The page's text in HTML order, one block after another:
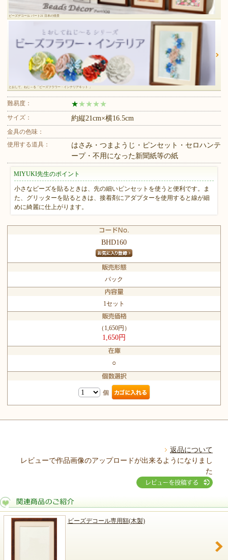
ビーズデコール パート21 日本の情景
とおして、ねじ～る「ビーズフラワー・インテリアキット 」
難易度： ★ ★ ★ ★ ★
サイズ： 約縦21cm×横16.5cm
金具の色味：
使用する道具：
はさみ・つまようじ・ピンセット・セロハンテ
ープ・不用になった新聞紙等の紙
MIYUKI先生のポイント
小さなビーズを貼るときは、先の細いピンセットを使うと便利です。ま
た、グリッターを貼るときは、接着剤にアダプターを使用すると線が細
めに綺麗に仕上がります。
BHD160
パック
1セット
（1,650円）
1,650円
○
個
返品について
レビューで作品画像のアップロードが出来るようになりまし
た
ビーズデコール専用額(木製)